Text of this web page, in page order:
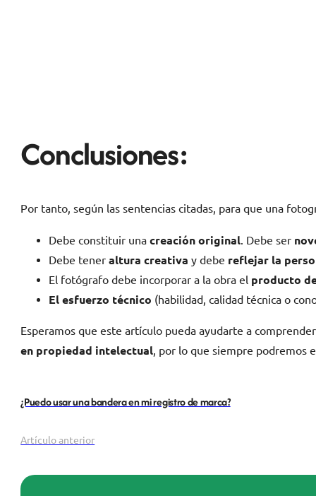
Conclusiones:
Por tanto, según las sentencias citadas, para que una
Debe constituir unacreación original . Debe ser
Debe teneraltura creativa y debe reflejar la
El fotógrafo debe incorporar a la obra el producto
El esfuerzo técnico (habilidad, calidad técnica o
Esperamos que este artículo pueda ayudarte a
en propiedad intelectual, por lo que siempre podremos
Artículo anterior
¿Puedo usar una bandera en mi registro de marca?